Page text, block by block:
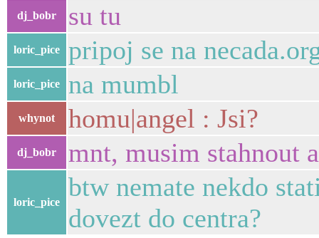
dj_bobr su tu
loric_pice pripoj se na
loric_pice na mumbl
whynot homu|angel : Jsi?
dj_bobr mnt, musim stahnout
loric_pice
btw nemate nekdo
dovezt do centra?